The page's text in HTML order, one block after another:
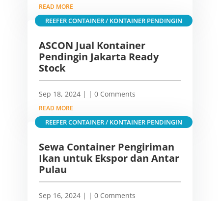
READ MORE
ASCON Jual Kontainer
Pendingin Jakarta Ready
Stock
Sep 18, 2024|
REEFER CONTAINER / KONTAINER PENDINGIN
| 0 Comments
READ MORE
Sewa Container Pengiriman
Ikan untuk Ekspor dan Antar
Pulau
Sep 16, 2024|
REEFER CONTAINER / KONTAINER PENDINGIN
| 0 Comments